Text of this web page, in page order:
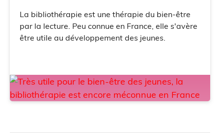
La bibliothérapie est une thérapie du bien-être
par la lecture. Peu connue en France, elle s'avère
être utile au développement des jeunes.